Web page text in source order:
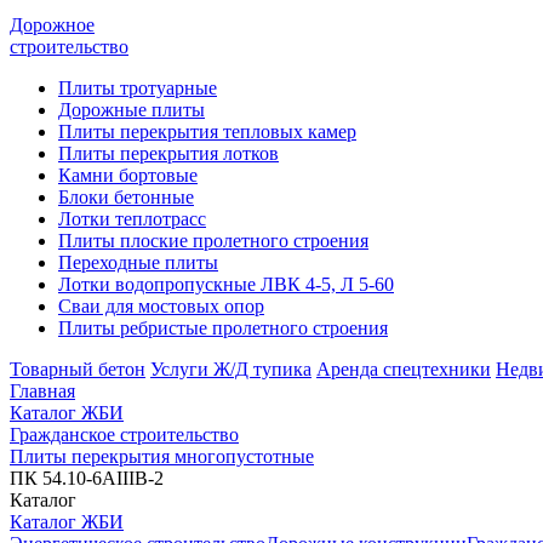
Дорожное
строительство
Плиты тротуарные
Дорожные плиты
Плиты перекрытия тепловых камер
Плиты перекрытия лотков
Камни бортовые
Блоки бетонные
Лотки теплотрасс
Плиты плоские пролетного строения
Переходные плиты
Лотки водопропускные ЛВК 4-5, Л 5-60
Сваи для мостовых опор
Плиты ребристые пролетного строения
Товарный бетон Услуги Ж/Д тупика Аренда спецтехники
Главная
Каталог ЖБИ
Гражданское строительство
Плиты перекрытия многопустотные
ПК 54.10-6АIIIВ-2
Каталог
Каталог ЖБИ